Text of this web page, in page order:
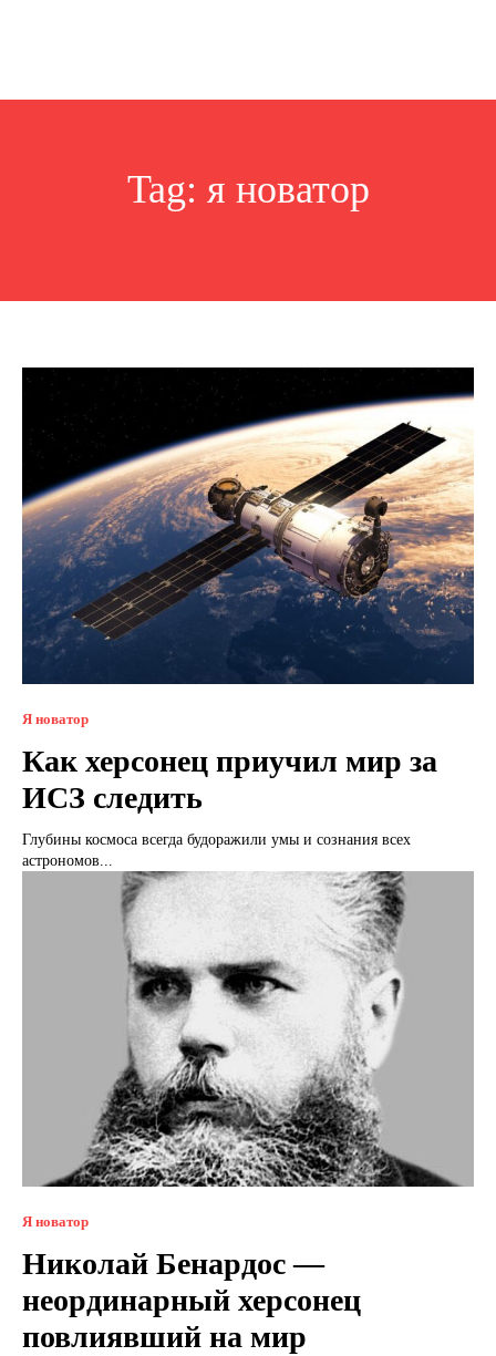
Tag: я новатор
Я новатор
Как херсонец приучил мир за
ИСЗ следить
Глубины космоса всегда будоражили умы и сознания всех
астрономов...
Я новатор
Николай Бенардос —
неординарный херсонец
повлиявший на мир